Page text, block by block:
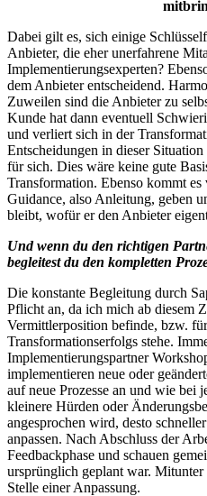
Dabei gilt es, sich einige
Anbieter, die eher unerfahrene
Implementierungsexperten?
dem Anbieter entscheidend.
Zuweilen sind die Anbieter zu
Kunde hat dann eventuell
und verliert sich in der
Entscheidungen in dieser
für sich. Dies wäre keine gute
Transformation. Ebenso kommt
Guidance, also Anleitung, geben
bleibt, wofür er den Anbieter
Und wenn du den richtigen
begleitest du den kompletten
Die konstante Begleitung durch
Pflicht an, da ich mich ab diesem
Vermittlerposition befinde, bzw.
Transformationserfolgs stehe.
Implementierungspartner
implementieren neue oder
auf neue Prozesse an und wie bei
kleinere Hürden oder
angesprochen wird, desto
anpassen. Nach Abschluss der
Feedbackphase und schauen
ursprünglich geplant war. Mitunter
Stelle einer Anpassung.